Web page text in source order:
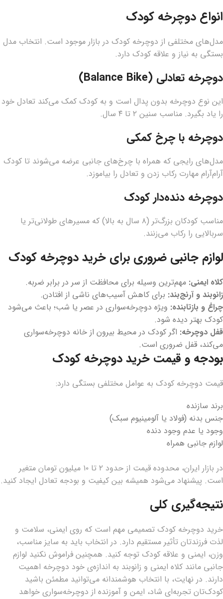
انواع دوچرخه کودک
مدل‌های مختلفی از دوچرخه کودک در بازار موجود است. انتخاب مدل
بستگی به نیاز و علاقه کودک دارد.
دوچرخه تعادلی (Balance Bike)
این نوع دوچرخه بدون پدال است و به کودک کمک می‌کند تعادل خود
را یاد بگیرد. مناسب سنین ۲ تا ۴ سال.
دوچرخه با چرخ کمکی
مدل‌های رایجی که همراه با چرخ‌های جانبی عرضه می‌شوند تا کودک
آرام‌آرام مهارت رکاب زدن و تعادل را بیاموزد.
دوچرخه دنده‌دار کودک
مناسب کودکان بزرگ‌تر (۸ سال به بالا) که مسیرهای طولانی‌تر یا
سربالایی را رکاب می‌زنند.
لوازم جانبی ضروری برای خرید دوچرخه کودک
کلاه ایمنی: مهم‌ترین وسیله برای محافظت از سر در برابر ضربه.
زانوبند و آرنج‌بند: برای کاهش آسیب‌های ناشی از افتادن.
چراغ و بازتابنده: ویژه دوچرخه‌سواری در عصر یا شب؛ باعث می‌شود
کودک بهتر دیده شود.
قفل دوچرخه: اگر کودک در محیط بیرون از خانه دوچرخه‌سواری
می‌کند، قفل ضروری است.
بودجه و قیمت خرید دوچرخه کودک
قیمت دوچرخه کودک به عوامل مختلفی بستگی دارد:
برند سازنده
جنس بدنه (فولاد یا آلومینیوم سبک)
وجود یا عدم وجود دنده
لوازم جانبی همراه
در بازار ایران، محدوده قیمت از حدود ۲ تا ۱۰ میلیون تومان متغیر
است. پیشنهاد می‌شود همیشه بین کیفیت و بودجه تعادل ایجاد کنید.
نتیجه‌گیری کلی
خرید دوچرخه کودک تصمیمی مهم است که روی ایمنی، سلامت و
لذت فرزندتان تأثیر مستقیم دارد. در انتخاب باید به سایز مناسب،
وزن، ایمنی و علاقه کودک توجه کنید. همچنین فراموش نکنید لوازم
جانبی مانند کلاه ایمنی و زانوبند به اندازه‌ی خود دوچرخه اهمیت
دارند. در نهایت، با انتخاب هوشمندانه می‌توانید مطمئن باشید
کودک‌تان تجربه‌ای شاد، ایمن و آموزنده از دوچرخه‌سواری خواهد